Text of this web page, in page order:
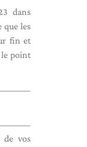
dans
que les
fin et
le point
de vos